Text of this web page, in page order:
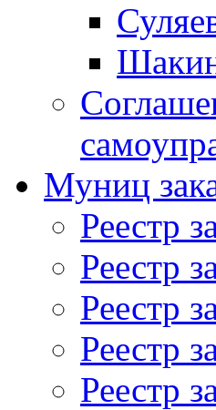
Муниц
Реестр
Реестр
Реестр
Реестр
Реестр